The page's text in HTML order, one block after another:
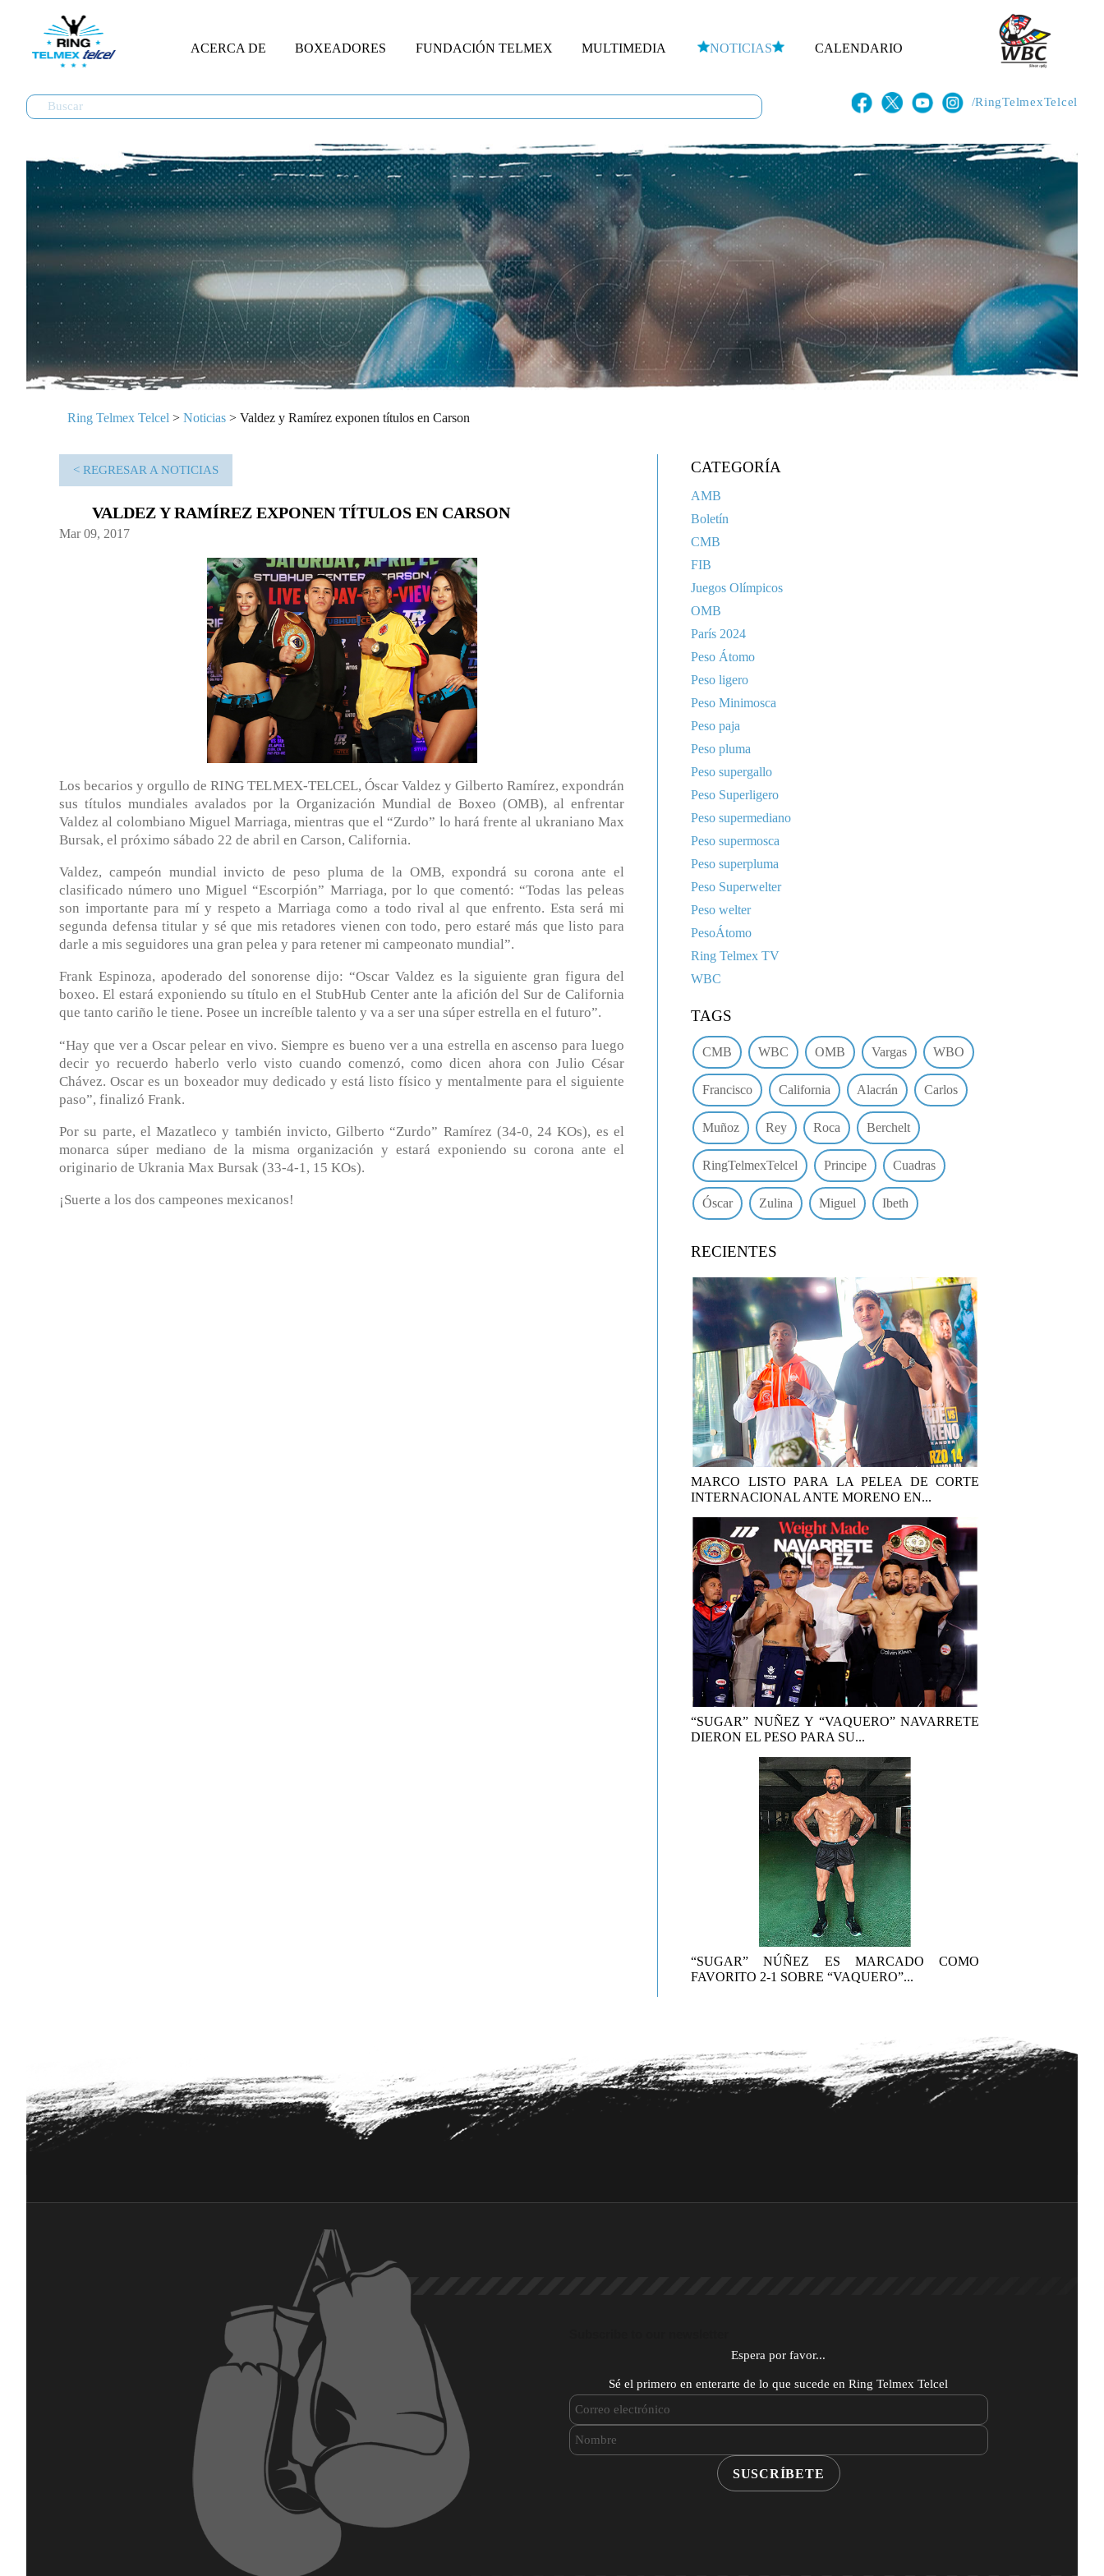
ACERCA DE BOXEADORES FUNDACIÓN TELMEX MULTIMEDIA NOTICIAS CALENDARIO
/RingTelmexTelcel
Ring Telmex Telcel > Noticias > Valdez y Ramírez exponen títulos en Carson
< REGRESAR A NOTICIAS
VALDEZ Y RAMÍREZ EXPONEN TÍTULOS EN CARSON
Mar 09, 2017
Los becarios y orgullo de RING TELMEX-TELCEL, Óscar Valdez y Gilberto Ramírez, expondrán
sus títulos mundiales avalados por la Organización Mundial de Boxeo (OMB), al enfrentar
Valdez al colombiano Miguel Marriaga, mientras que el “Zurdo” lo hará frente al ukraniano Max
Bursak, el próximo sábado 22 de abril en Carson, California.
Valdez, campeón mundial invicto de peso pluma de la OMB, expondrá su corona ante el
clasificado número uno Miguel “Escorpión” Marriaga, por lo que comentó: “Todas las peleas
son importante para mí y respeto a Marriaga como a todo rival al que enfrento. Esta será mi
segunda defensa titular y sé que mis retadores vienen con todo, pero estaré más que listo para
darle a mis seguidores una gran pelea y para retener mi campeonato mundial”.
Frank Espinoza, apoderado del sonorense dijo: “Oscar Valdez es la siguiente gran figura del
boxeo. El estará exponiendo su título en el StubHub Center ante la afición del Sur de California
que tanto cariño le tiene. Posee un increíble talento y va a ser una súper estrella en el futuro”.
“Hay que ver a Oscar pelear en vivo. Siempre es bueno ver a una estrella en ascenso para luego
decir yo recuerdo haberlo verlo visto cuando comenzó, como dicen ahora con Julio César
Chávez. Oscar es un boxeador muy dedicado y está listo físico y mentalmente para el siguiente
paso”, finalizó Frank.
Por su parte, el Mazatleco y también invicto, Gilberto “Zurdo” Ramírez (34-0, 24 KOs), es el
monarca súper mediano de la misma organización y estará exponiendo su corona ante el
originario de Ukrania Max Bursak (33-4-1, 15 KOs).
¡Suerte a los dos campeones mexicanos!
CATEGORÍA
AMB
Boletín
CMB
FIB
Juegos Olímpicos
OMB
París 2024
Peso Átomo
Peso ligero
Peso Minimosca
Peso paja
Peso pluma
Peso supergallo
Peso Superligero
Peso supermediano
Peso supermosca
Peso superpluma
Peso Superwelter
Peso welter
PesoÁtomo
Ring Telmex TV
WBC
TAGS
CMB WBC OMB Vargas WBO
Francisco California Alacrán Carlos
Muñoz Rey Roca Berchelt
RingTelmexTelcel Principe Cuadras
Óscar Zulina Miguel Ibeth
RECIENTES
MARCO LISTO PARA LA PELEA DE CORTE
INTERNACIONAL ANTE MORENO EN...
“SUGAR” NUÑEZ Y “VAQUERO” NAVARRETE
DIERON EL PESO PARA SU...
“SUGAR” NÚÑEZ ES MARCADO COMO
FAVORITO 2-1 SOBRE “VAQUERO”...
Espera por favor...
Sé el primero en enterarte de lo que sucede en Ring Telmex Telcel